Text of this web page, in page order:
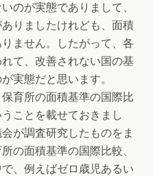
のが実態でありまして、
りましたけれども、面積
ません。したがって、各
て、改善されない国の基
実態だと思います。
育所の面積基準の国際比
ことを載せておきまし
が調査研究したものをま
の面積基準の国際比較、
、例えばゼロ歳児あるい